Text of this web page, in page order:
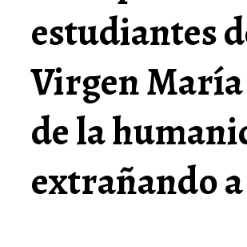
estudiantes
Virgen María
de la
extrañando